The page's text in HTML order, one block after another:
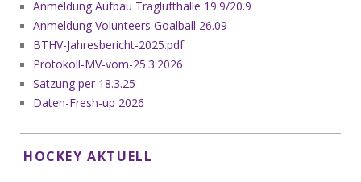
Anmeldung Aufbau Traglufthalle 19.9/20.9
Anmeldung Volunteers Goalball 26.09
BTHV-Jahresbericht-2025.pdf
Protokoll-MV-vom-25.3.2026
Satzung per 18.3.25
Daten-Fresh-up 2026
HOCKEY AKTUELL